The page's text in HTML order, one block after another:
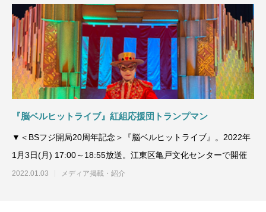
『脳ベルヒットライブ』紅組応援団トランプマン
▼＜BSフジ開局20周年記念＞『脳ベルヒットライブ』。2022年
1月3日(月) 17:00～18:55放送。江東区亀戸文化センターで開催
2022.01.03 メディア掲載・紹介